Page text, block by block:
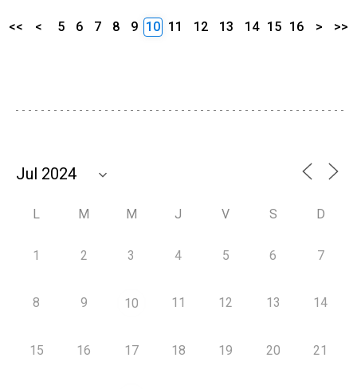
<< < 5 6 7 8 9 10 11 12 13 14 15 16 > >>
L M M J V S D
1 2 3 4 5 6 7
8 9 10 11 12 13 14
15 16 17 18 19 20 21